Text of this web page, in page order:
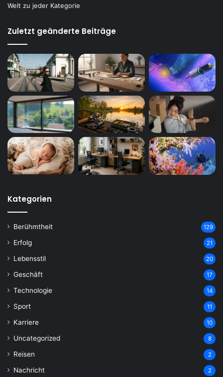
Welt zu jeder Kategorie
Zuletzt geänderte Beiträge
Kategorien
Berühmtheit 129
Erfolg 21
Lebensstil 20
Geschäft 17
Technologie 14
Sport 11
Karriere 10
Uncategorized 8
Reisen 2
Nachricht 2